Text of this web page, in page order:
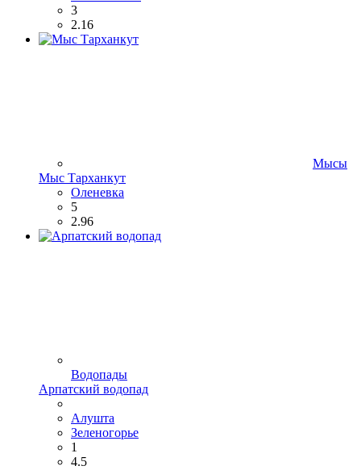
3
2.16
Мысы
Мыс Тарханкут
Оленевка
5
2.96
Водопады
Арпатский водопад
Алушта
Зеленогорье
1
4.5